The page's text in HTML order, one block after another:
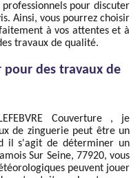
pour discuter
Ainsi, vous pourrez choisir
à vos attentes et à
travaux de qualité.
des travaux de
Couverture , je
de zinguerie peut être un
il s'agit de déterminer un
Sur Seine, 77920, vous
peuvent jouer